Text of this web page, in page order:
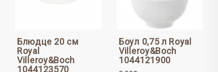
Блюдце 20 см
Royal
Villeroy&Boch
1044123570
Боул 0,75 л Royal
Villeroy&Boch
1044121900